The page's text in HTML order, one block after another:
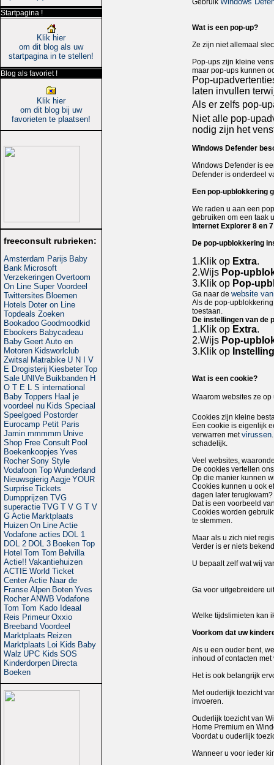
Startpagina !
Klik hier
om dit blog als uw
startpagina in te stellen!
Blog als favoriet !
Klik hier
om dit blog bij uw
favorieten te plaatsen!
freeconsult rubrieken:
Amsterdam Parijs Baby
Bank Microsoft
Verzekeringen Overtoom
On Line Super Voordeel
Twittersites Bloemen
Hotels Doter on Line
Topdeals Zoeken
Bookadoo Goodmoodkid
Ebookers Babycadeau
Baby Geert Auto en
Motoren Kidsworlclub
Zwitsal Matrabike U N I V
E Drogisterij Kiesbeter Top
Sale UNIVe Buikbanden H
O T E L S international
Baby Toppers Haal je
voordeel nu Kids Speciaal
Speelgoed Postorder
Eurocamp Petit Paris
Jamin mmmmm Unive
Shop Free Consult Pool
Boekenkoopjes Yves
Rocher Sony Style
Vodafoon Top Wunderland
Nieuwsgierig Aagje YOUR
Surprise Tickets
Dumpprijzen TVG
superactie TVG T V G T V
G Actie Marktplaats
Huizen On Line Actie
Vodafone acties DOL 1
DOL 2 DOL 3 Boeken Top
Hotel Tom Tom Belvilla
Actie!! Vakantiehuizen
ACTIE World Ticket
Center Actie Naar de
Franse Alpen Boten Yves
Rocher ANWB Vodafone
Tom Tom Kado Ideaal
Reis Primeur Oxxio
Breeband Voordeel
Marktplaats Reizen
Marktplaats Loi Kids Baby
Walz UPC Kids SOS
Kinderdorpen Directa
Boeken
Wat is een pop-up?
Ze zijn niet allemaal
Pop-ups zijn kleine
maar pop-ups kunnen
Pop-
laten invullen
Als er zelfs pop-
Niet alle pop-
nodig zijn het
Windows Defender
Windows Defender is
Defender is onderdeel
Een pop-upblokkering
We raden u aan een
gebruiken om een taak
Internet Explorer 8 en
De pop-upblokkering
1.Klik op Extra.
2.Wijs Pop-
3.Klik op Pop-
Ga naar de website
Als de pop-
toestaan.
De instellingen van de
1.Klik op Extra.
2.Wijs Pop-
3.Klik op
Wat is een cookie?
Waarom websites ze op
Cookies zijn kleine
Een cookie is eigenlijk
verwarren metvirussen
schadelijk.
Veel websites,
De cookies vertellen
Op die manier kunnen
Cookies kunnen u ook
dagen later terugkwam?
Dat is een voorbeeld
Cookies worden
te stemmen.
Maar als u zich niet
Verder is er niets
U bepaalt zelf wat wij
Ga voor uitgebreidere
Welke tijdslimieten kan
Voorkom dat uw
Als u een ouder bent,
inhoud of contacten met
Het is ook belangrijk
Met ouderlijk toezicht
invoeren.
Ouderlijk toezicht van
Home Premium en
Voordat u ouderlijk
Wanneer u voor ieder